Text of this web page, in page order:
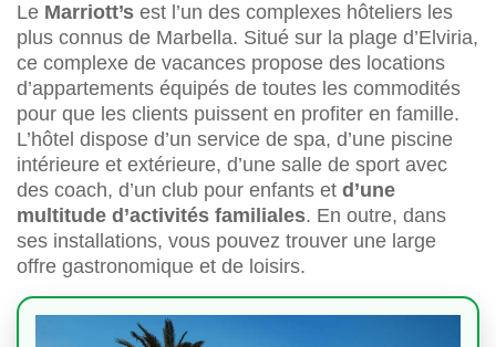
Le Marriott’s est l’un des complexes hôteliers les
plus connus de Marbella. Situé sur la plage d’Elviria,
ce complexe de vacances propose des locations
d’appartements équipés de toutes les commodités
pour que les clients puissent en profiter en famille.
L’hôtel dispose d’un service de spa, d’une piscine
intérieure et extérieure, d’une salle de sport avec
des coach, d’un club pour enfants et d’une
multitude d’activités familiales. En outre, dans
ses installations, vous pouvez trouver une large
offre gastronomique et de loisirs.